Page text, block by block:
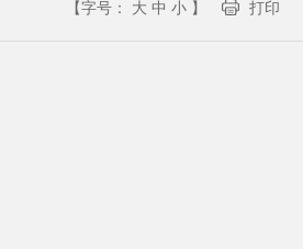
【字号： 大 中 小 】 打印